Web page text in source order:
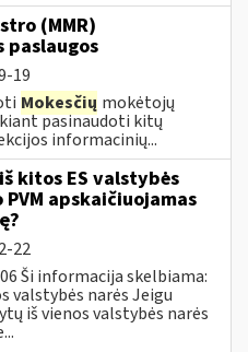
(MMR)
paslaugos
19
Mokesčių mokėtojų
pasinaudoti kitų
informacinių...
kitos ES valstybės
apskaičiuojamas
22
Ši informacija skelbiama:
valstybės narės Jeigu
iš vienos valstybės narės